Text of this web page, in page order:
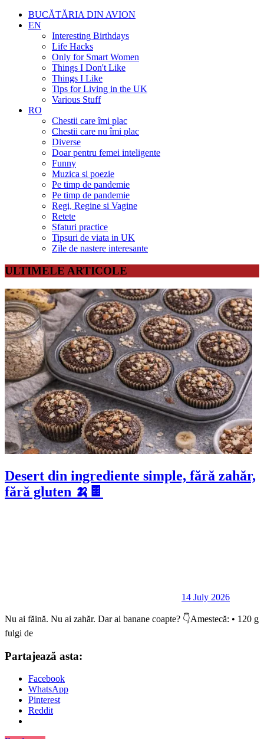
BUCĂTĂRIA DIN AVION
EN
Interesting Birthdays
Life Hacks
Only for Smart Women
Things I Don't Like
Things I Like
Tips for Living in the UK
Various Stuff
RO
Chestii care îmi plac
Chestii care nu îmi plac
Diverse
Doar pentru femei inteligente
Funny
Muzica si poezie
Pe timp de pandemie
Pe timp de pandemie
Regi, Regine si Vagine
Retete
Sfaturi practice
Tipsuri de viata in UK
Zile de nastere interesante
ULTIMELE ARTICOLE
Desert din ingrediente simple, fără zahăr,
fără gluten 🍌🍫
14 July 2026
Nu ai făină. Nu ai zahăr. Dar ai banane coapte? 👇Amestecă: • 120 g
fulgi de
Partajează asta:
Facebook
WhatsApp
Pinterest
Reddit